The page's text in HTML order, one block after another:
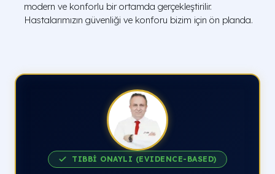
modern ve konforlu bir ortamda gerçekleştirilir.
Hastalarımızın güvenliği ve konforu bizim için ön planda.
TIBBİ ONAYLI (EVIDENCE-BASED)